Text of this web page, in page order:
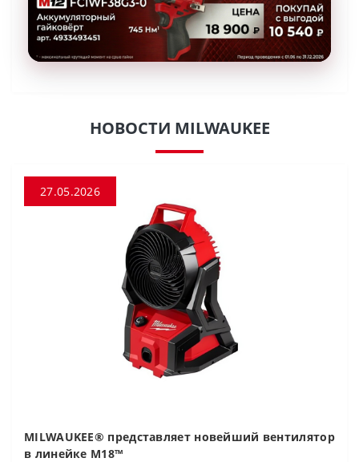
НОВОСТИ MILWAUKEE
27.05.2026
MILWAUKEE® представляет новейший вентилятор
в линейке M18™